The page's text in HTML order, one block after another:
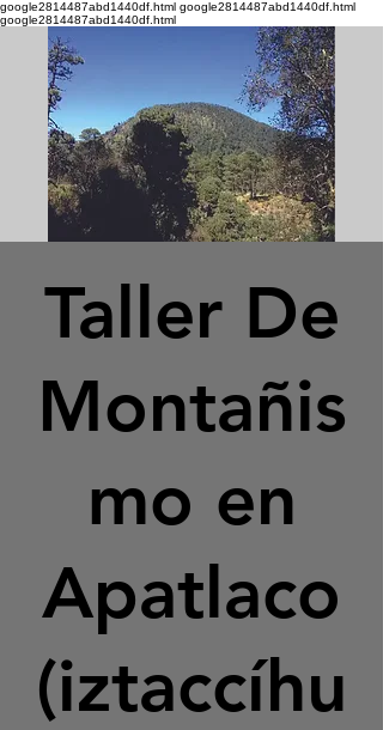
google2814487abd1440df.html google2814487abd1440df.html
google2814487abd1440df.html
Taller De
Montañis
mo en
Apatlaco
(iztaccíhu